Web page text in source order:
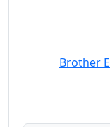
Brother